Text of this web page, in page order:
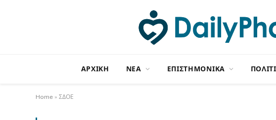
ΑΡΧΙΚΗ NΕΑ ΕΠΙΣΤΗΜΟΝΙΚΑ
Home » ΣΔΟΕ